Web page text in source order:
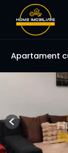
Apartament
Previous